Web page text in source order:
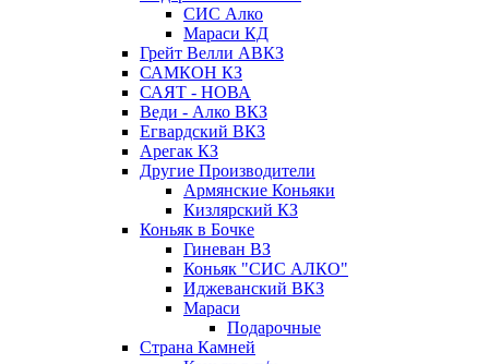
СИС Алко
Мараси КД
Грейт Велли АВКЗ
САМКОН КЗ
САЯТ - НОВА
Веди - Алко ВКЗ
Егвардский ВКЗ
Арегак КЗ
Другие Производители
Армянские Коньяки
Кизлярский КЗ
Коньяк в Бочке
Гиневан ВЗ
Коньяк "СИС АЛКО"
Иджеванский ВКЗ
Мараси
Подарочные
Страна Камней